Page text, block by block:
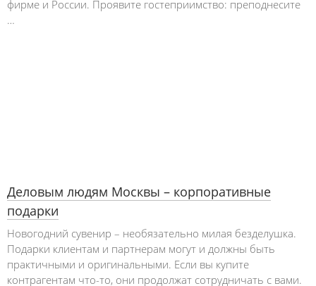
фирме и России. Проявите гостеприимство: преподнесите
…
Деловым людям Москвы – корпоративные
подарки
Новогодний сувенир – необязательно милая безделушка.
Подарки клиентам и партнерам могут и должны быть
практичными и оригинальными. Если вы купите
контрагентам что-то, они продолжат сотрудничать с вами.